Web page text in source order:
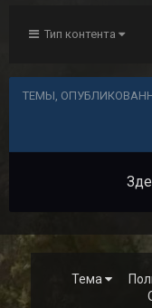
Тип контента
ТЕМЫ,
Тема